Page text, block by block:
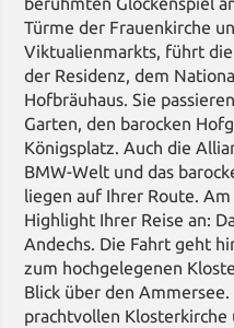
berühmten Glockenspiel
Türme der Frauenkirche
Viktualienmarkts, führt
der Residenz, dem
Hofbräuhaus. Sie
Garten, den barocken
Königsplatz. Auch die
BMW-Welt und das
liegen auf Ihrer Route.
Highlight Ihrer Reise an:
Andechs. Die Fahrt geht
zum hochgelegenen
Blick über den
prachtvollen